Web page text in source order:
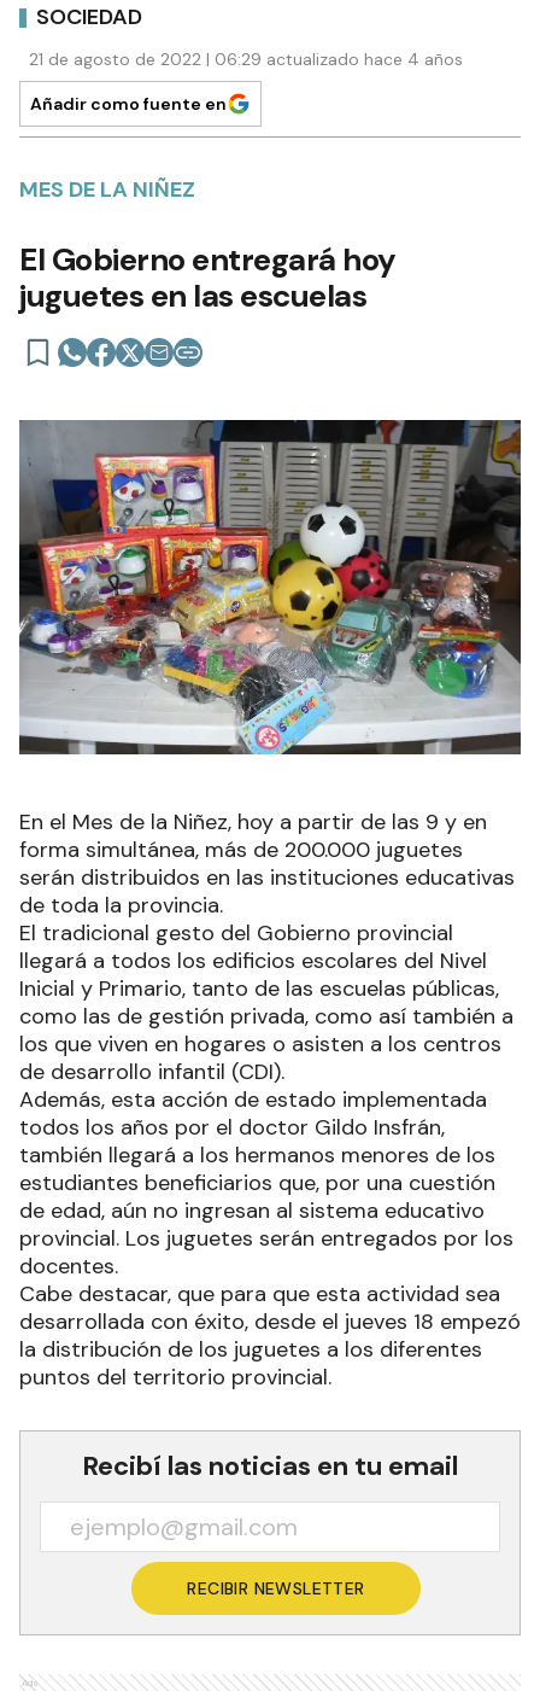
SOCIEDAD
21 de agosto de 2022 | 06:29 actualizado hace 4 años
Añadir como fuente en
MES DE LA NIÑEZ
El Gobierno entregará hoy
juguetes en las escuelas
En el Mes de la Niñez, hoy a partir de las 9 y en
forma simultánea, más de 200.000 juguetes
serán distribuidos en las instituciones educativas
de toda la provincia.
El tradicional gesto del Gobierno provincial
llegará a todos los edificios escolares del Nivel
Inicial y Primario, tanto de las escuelas públicas,
como las de gestión privada, como así también a
los que viven en hogares o asisten a los centros
de desarrollo infantil (CDI).
Además, esta acción de estado implementada
todos los años por el doctor Gildo Insfrán,
también llegará a los hermanos menores de los
estudiantes beneficiarios que, por una cuestión
de edad, aún no ingresan al sistema educativo
provincial. Los juguetes serán entregados por los
docentes.
Cabe destacar, que para que esta actividad sea
desarrollada con éxito, desde el jueves 18 empezó
la distribución de los juguetes a los diferentes
puntos del territorio provincial.
Recibí las noticias en tu email
RECIBIR NEWSLETTER
Ads